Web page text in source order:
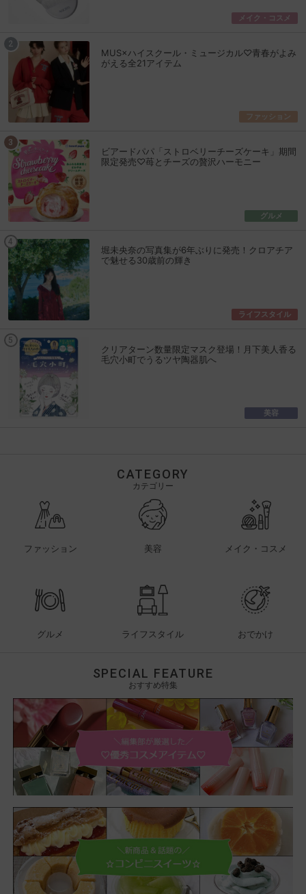
メイク・コスメ
MUS×ハイスクール・ミュージカル♡青春がよみ
がえる全21アイテム
ファッション
ビアードパパ「ストロベリーチーズケーキ」期間
限定発売♡苺とチーズの贅沢ハーモニー
グルメ
堀未央奈の写真集が6年ぶりに発売！クロアチア
で魅せる30歳前の輝き
ライフスタイル
クリアターン数量限定マスク登場！月下美人香る
毛穴小町でうるツヤ陶器肌へ
美容
CATEGORY
カテゴリー
ファッション 美容 メイク・コスメ
グルメ ライフスタイル おでかけ
SPECIAL FEATURE
おすすめ特集